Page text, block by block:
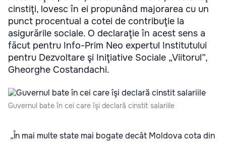
cinstiţi, lovesc în ei propunând majorarea cu un
punct procentual a cotei de contribuţie la
asigurările sociale. O declaraţie în acest sens a
făcut pentru Info-Prim Neo expertul Institutului
pentru Dezvoltare şi Iniţiative Sociale „Viitorul”,
Gheorghe Costandachi.
Guvernul bate în cei care îşi declară cinstit salariile
„În mai multe state mai bogate decât Moldova cota din